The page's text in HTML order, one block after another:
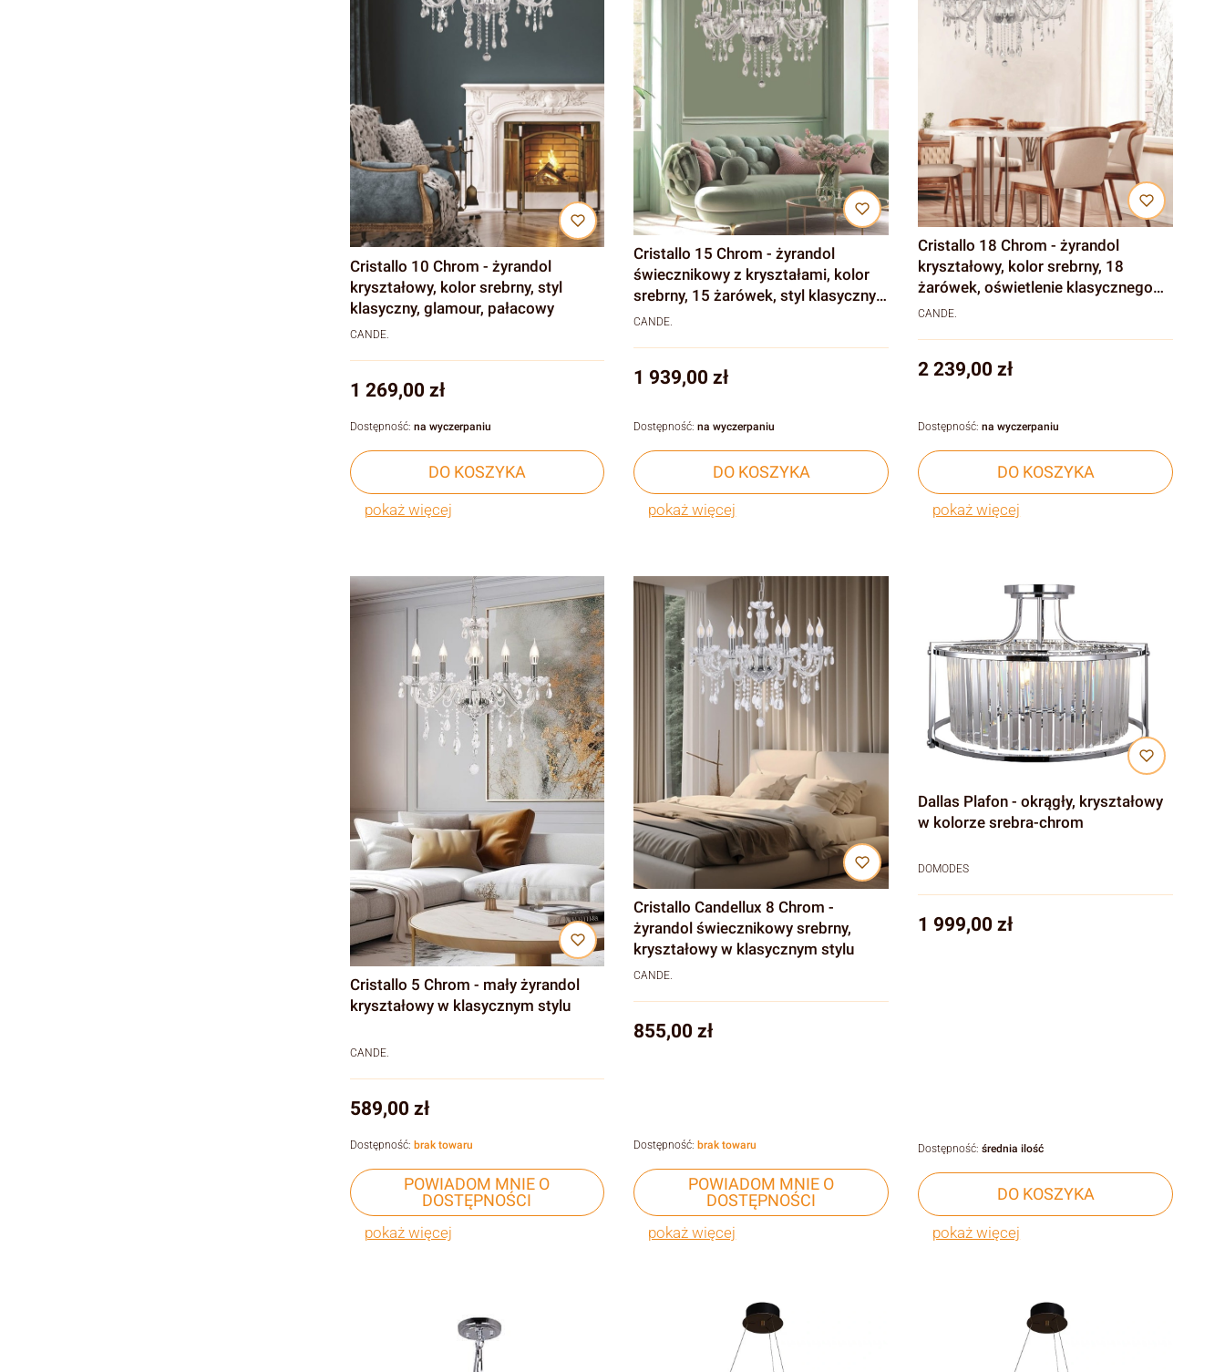
Cristallo 10 Chrom - żyrandol
kryształowy, kolor srebrny, styl
klasyczny, glamour, pałacowy
CANDE.
Cena
1 269,00 zł
DO KOSZYKA
Dostępność: na wyczerpaniu
pokaż więcej
Cristallo 15 Chrom - żyrandol
świecznikowy z kryształami, kolor
srebrny, 15 żarówek, styl klasyczny,
glamour
CANDE.
Cena
1 939,00 zł
DO KOSZYKA
Dostępność:na wyczerpaniu
pokaż więcej
Cristallo 18 Chrom - żyrandol
kryształowy, kolor srebrny, 18
żarówek, oświetlenie klasycznego
salonu
CANDE.
Cena
2 239,00 zł
DO KOSZYKA
Dostępność:na wyczerpaniu
pokaż więcej
Cristallo 5 Chrom - mały żyrandol
kryształowy w klasycznym stylu
CANDE.
Cena
589,00 zł
POWIADOM MNIE O
DOSTĘPNOŚCI
Dostępność: brak towaru
pokaż więcej
Cristallo Candellux 8 Chrom -
żyrandol świecznikowy srebrny,
kryształowy w klasycznym stylu
CANDE.
Cena
855,00 zł
POWIADOM MNIE O
DOSTĘPNOŚCI
Dostępność: brak towaru
pokaż więcej
Dallas Plafon - okrągły, kryształowy
w kolorze srebra-chrom
DOMODES
Cena
1 999,00 zł
DO KOSZYKA
Dostępność:średnia ilość
pokaż więcej